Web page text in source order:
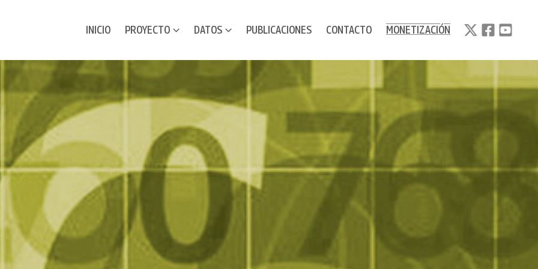
INICIO PROYECTO DATOS PUBLICACIONES CONTACTO MONETIZACIÓN